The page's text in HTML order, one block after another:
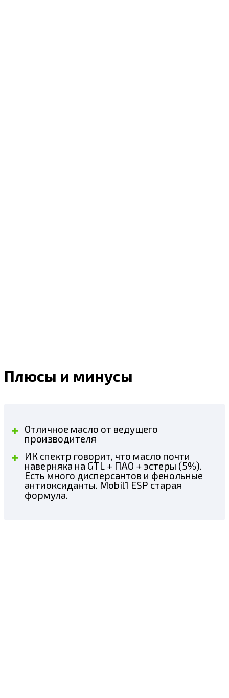
Плюсы и минусы
Отличное масло от ведущего
производителя
ИК спектр говорит, что масло почти
наверняка на GTL + ПАО + эстеры (5%).
Есть много дисперсантов и фенольные
антиоксиданты. Mobil1 ESP старая
формула.